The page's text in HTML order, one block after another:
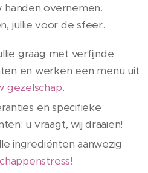
handen overnemen.
jullie voor de sfeer.
graag met verfijnde
en werken een menu uit
gezelschap.
en specifieke
u vraagt, wij draaien!
ingrediënten aanwezig